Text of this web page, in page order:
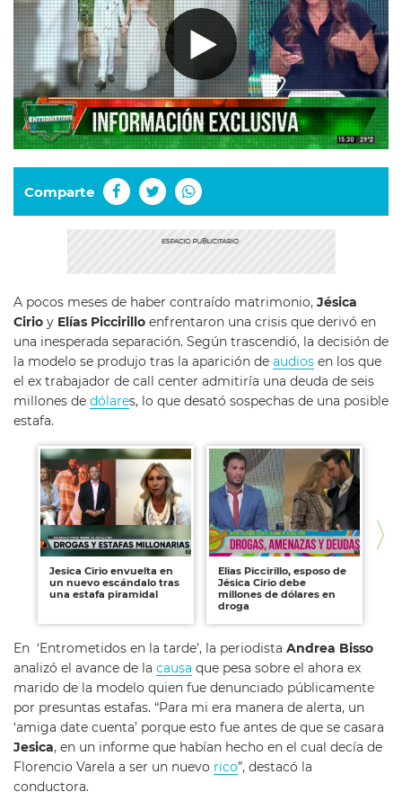
Comparte
A pocos meses de haber contraído matrimonio, Jésica
Cirio y Elías Piccirillo enfrentaron una crisis que derivó en
una inesperada separación. Según trascendió, la decisión de
la modelo se produjo tras la aparición de audios en los que
el ex trabajador de call center admitiría una deuda de seis
millones de dólares, lo que desató sospechas de una posible
estafa.
Jesica Cirio envuelta en
un nuevo escándalo tras
una estafa piramidal
Elias Piccirillo, esposo de
Jésica Cirio debe
millones de dólares en
droga
En ‘Entrometidos en la tarde’, la periodista Andrea Bisso
analizó el avance de la causa que pesa sobre el ahora ex
marido de la modelo quien fue denunciado públicamente
por presuntas estafas. “Para mi era manera de alerta, un
‘amiga date cuenta’ porque esto fue antes de que se casara
Jesica, en un informe que habían hecho en el cual decía de
Florencio Varela a ser un nuevo rico”, destacó la
conductora.